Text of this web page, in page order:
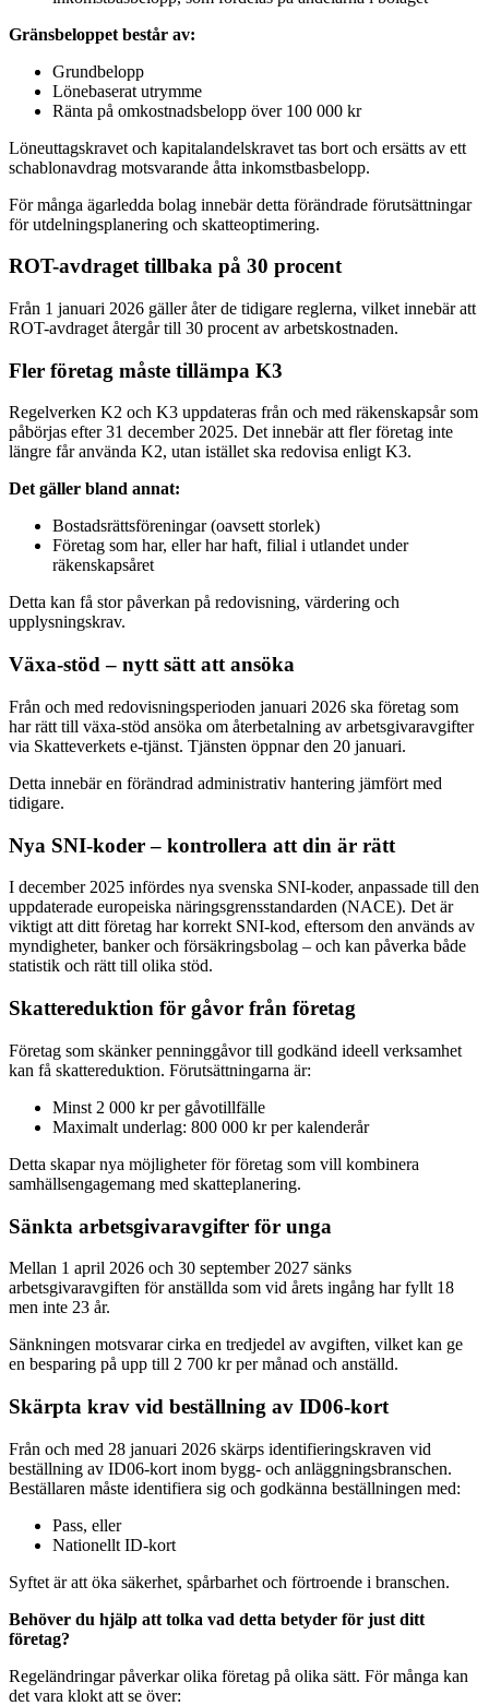
Gränsbeloppet består av:
Grundbelopp
Lönebaserat utrymme
Ränta på omkostnadsbelopp över 100 000 kr
Löneuttagskravet och kapitalandelskravet tas bort och ersätts av ett
schablonavdrag motsvarande åtta inkomstbasbelopp.
För många ägarledda bolag innebär detta förändrade förutsättningar
för utdelningsplanering och skatteoptimering.
ROT-avdraget tillbaka på 30 procent
Från 1 januari 2026 gäller åter de tidigare reglerna, vilket innebär att
ROT-avdraget återgår till 30 procent av arbetskostnaden.
Fler företag måste tillämpa K3
Regelverken K2 och K3 uppdateras från och med räkenskapsår som
påbörjas efter 31 december 2025. Det innebär att fler företag inte
längre får använda K2, utan istället ska redovisa enligt K3.
Det gäller bland annat:
Bostadsrättsföreningar (oavsett storlek)
Företag som har, eller har haft, filial i utlandet under
räkenskapsåret
Detta kan få stor påverkan på redovisning, värdering och
upplysningskrav.
Växa-stöd – nytt sätt att ansöka
Från och med redovisningsperioden januari 2026 ska företag som
har rätt till växa-stöd ansöka om återbetalning av arbetsgivaravgifter
via Skatteverkets e-tjänst. Tjänsten öppnar den 20 januari.
Detta innebär en förändrad administrativ hantering jämfört med
tidigare.
Nya SNI-koder – kontrollera att din är rätt
I december 2025 infördes nya svenska SNI-koder, anpassade till den
uppdaterade europeiska näringsgrensstandarden (NACE). Det är
viktigt att ditt företag har korrekt SNI-kod, eftersom den används av
myndigheter, banker och försäkringsbolag – och kan påverka både
statistik och rätt till olika stöd.
Skattereduktion för gåvor från företag
Företag som skänker penninggåvor till godkänd ideell verksamhet
kan få skattereduktion. Förutsättningarna är:
Minst 2 000 kr per gåvotillfälle
Maximalt underlag: 800 000 kr per kalenderår
Detta skapar nya möjligheter för företag som vill kombinera
samhällsengagemang med skatteplanering.
Sänkta arbetsgivaravgifter för unga
Mellan 1 april 2026 och 30 september 2027 sänks
arbetsgivaravgiften för anställda som vid årets ingång har fyllt 18
men inte 23 år.
Sänkningen motsvarar cirka en tredjedel av avgiften, vilket kan ge
en besparing på upp till 2 700 kr per månad och anställd.
Skärpta krav vid beställning av ID06-kort
Från och med 28 januari 2026 skärps identifieringskraven vid
beställning av ID06-kort inom bygg- och anläggningsbranschen.
Beställaren måste identifiera sig och godkänna beställningen med:
Pass, eller
Nationellt ID-kort
Syftet är att öka säkerhet, spårbarhet och förtroende i branschen.
Behöver du hjälp att tolka vad detta betyder för just ditt
företag?
Regeländringar påverkar olika företag på olika sätt. För många kan
det vara klokt att se över: